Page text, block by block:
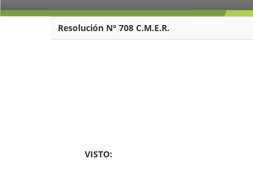
Resolución N° 708 C.M.E.R.
VISTO: